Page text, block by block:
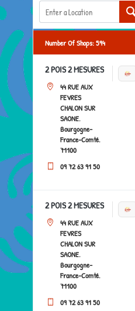
Number Of Shops:594
2 POIS 2 MESURES
44 RUE AUX
FEVRES
CHALON SUR
SAONE,
Bourgogne-
France-Comté,
71100
09 72 63 91 50
2 POIS 2 MESURES
44 RUE AUX
FEVRES
CHALON SUR
SAONE,
Bourgogne-
France-Comté,
71100
09 72 63 91 50